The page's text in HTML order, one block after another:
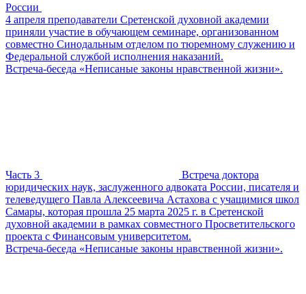
России
4 апреля преподаватели Сретенской духовной академии
приняли участие в обучающем семинаре, организованном
совместно Синодальным отделом по тюремному служению и
Федеральной службой исполнения наказаний.
Встреча-беседа «Неписаные законы нравственной жизни».
Часть 3
Встреча доктора
юридических наук, заслуженного адвоката России, писателя и
телеведущего Павла Алексеевича Астахова с учащимися школ
Самары, которая прошла 25 марта 2025 г. в Сретенской
духовной академии в рамках совместного Просветительского
проекта с Финансовым университетом.
Встреча-беседа «Неписаные законы нравственной жизни».